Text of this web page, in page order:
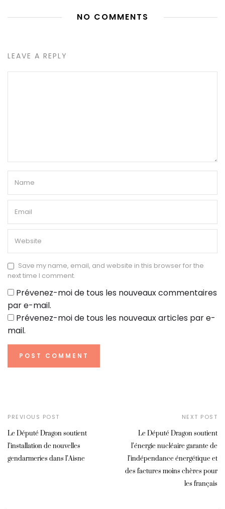
NO COMMENTS
LEAVE A REPLY
Save my name, email, and website in this browser for the
next time I comment.
Prévenez-moi de tous les nouveaux commentaires
par e-mail.
Prévenez-moi de tous les nouveaux articles par e-
mail.
PREVIOUS POST
Le Député Dragon soutient
l’installation de nouvelles
gendarmeries dans l’Aisne
NEXT POST
Le Député Dragon soutient
l’énergie nucléaire garante de
l’indépendance énergétique et
des factures moins chères pour
les français